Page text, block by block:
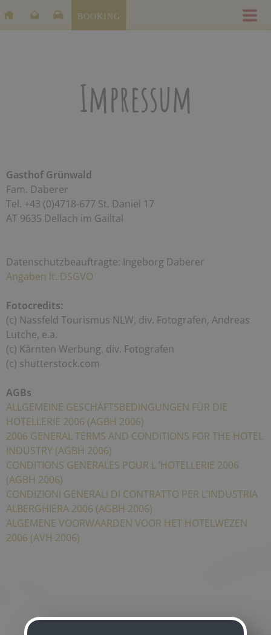
BOOKING
Impressum
Gasthof Grünwald
Fam. Daberer
Tel. +43 (0)4718-677 St. Daniel 17
AT 9635 Dellach im Gailtal
Datenschutzbeauftragte: Ingeborg Daberer
Angaben lt. DSGVO
Fotocredits:
(c) Nassfeld Tourismus NLW, div. Fotografen, Andreas
Lutche, e.a.
(c) Kärnten Werbung, div. Fotografen
(c) shutterstock.com
AGBs
ALLGEMEINE GESCHÄFTSBEDINGUNGEN FÜR DIE
HOTELLERIE 2006 (AGBH 2006)
2006 GENERAL TERMS AND CONDITIONS FOR THE HOTEL
INDUSTRY (AGBH 2006)
CONDITIONS GENERALES POUR L ’HOTELLERIE 2006
(AGBH 2006)
CONDIZIONI GENERALI DI CONTRATTO PER L’INDUSTRIA
ALBERGHIERA 2006 (AGBH 2006)
ALGEMENE VOORWAARDEN VOOR HET HOTELWEZEN
2006 (AVH 2006)